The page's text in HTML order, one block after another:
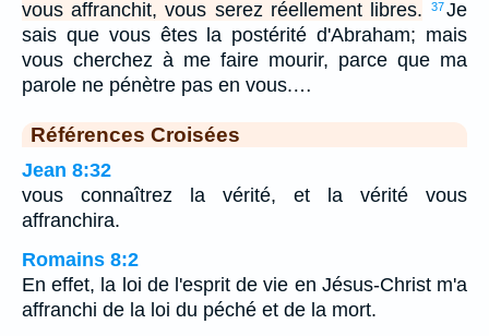
vous affranchit, vous serez réellement libres. 37Je
sais que vous êtes la postérité d'Abraham; mais
vous cherchez à me faire mourir, parce que ma
parole ne pénètre pas en vous.…
Références Croisées
Jean 8:32
vous connaîtrez la vérité, et la vérité vous
affranchira.
Romains 8:2
En effet, la loi de l'esprit de vie en Jésus-Christ m'a
affranchi de la loi du péché et de la mort.